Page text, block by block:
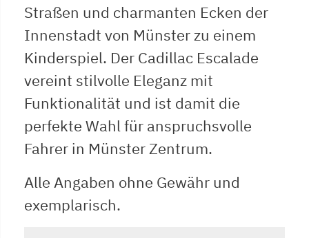
Straßen und charmanten Ecken der
Innenstadt von Münster zu einem
Kinderspiel. Der Cadillac Escalade
vereint stilvolle Eleganz mit
Funktionalität und ist damit die
perfekte Wahl für anspruchsvolle
Fahrer in Münster Zentrum.
Alle Angaben ohne Gewähr und
exemplarisch.